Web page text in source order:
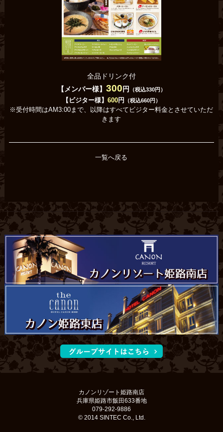
全品ドリンク付
【メンバー様】 300円 （税込330円）
【ビジター様】 600円 （税込660円）
※受付時間はAM3:00まで、以降はすべてビジター料金とさせていただ
きます
一覧へ戻る
カノンリゾート姫路南店
兵庫県姫路市飯田633番地
079-292-9886
© 2014 SINTEC Co., Ltd.